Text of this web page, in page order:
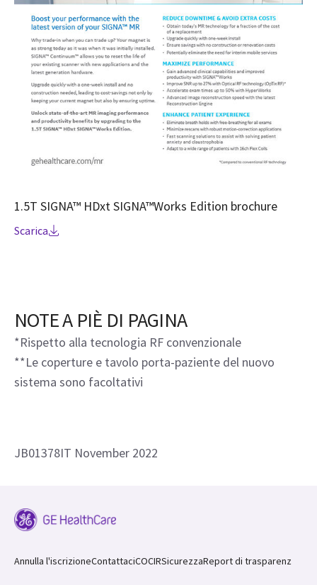
1.5T SIGNA™ HDxt SIGNA™Works Edition brochure
Scarica
NOTE A PIÈ DI PAGINA
*Rispetto alla tecnologia RF convenzionale
**Le coperture e tavolo porta-paziente del nuovo
sistema sono facoltativi
JB01378IT November 2022
Annulla l'iscrizioneContattaciCOCIRSicurezzaReport di trasparenz